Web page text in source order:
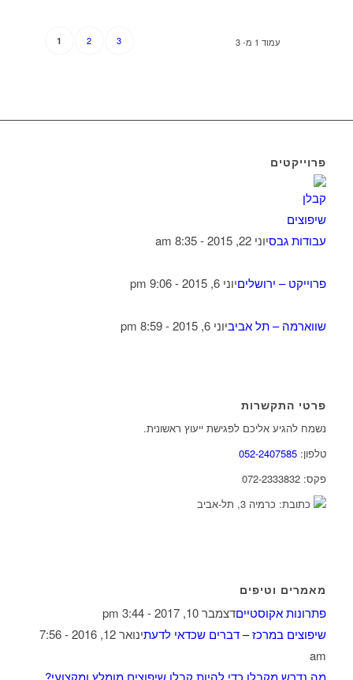
עמוד 1 מ- 3 1 2 3
פרוייקטים
עבודות גבסיוני 22, 2015 - 8:35 am
פרוייקט – ירושליםיוני 6, 2015 - 9:06 pm
שווארמה – תל אביביוני 6, 2015 - 8:59 pm
פרטי התקשרות
נשמח להגיע אליכם לפגישת ייעוץ ראשונית.
טלפון: 052-2407585
פקס: 072-2333832
כתובת: כרמיה 3, תל-אביב
מאמרים וטיפים
פתרונות אקוסטייםדצמבר 10, 2017 - 3:44 pm
שיפוצים במרכז – דברים שכדאי לדעת
ינואר 12, 2016 - 7:56
am